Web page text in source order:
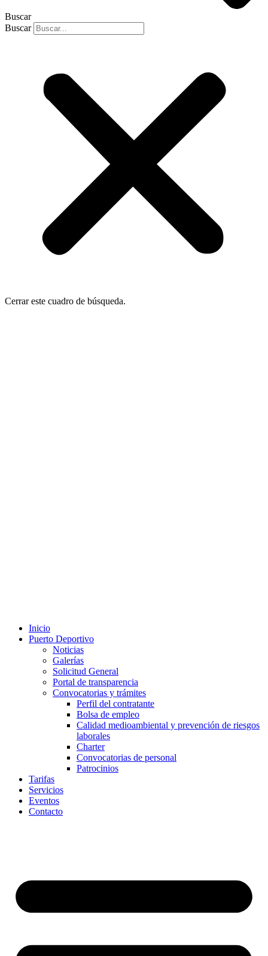
Buscar
Buscar
Cerrar este cuadro de búsqueda.
Inicio
Puerto Deportivo
Noticias
Galerías
Solicitud General
Portal de transparencia
Convocatorias y trámites
Perfil del contratante
Bolsa de empleo
Calidad medioambiental y prevención de riesgos
laborales
Charter
Convocatorias de personal
Patrocinios
Tarifas
Servicios
Eventos
Contacto